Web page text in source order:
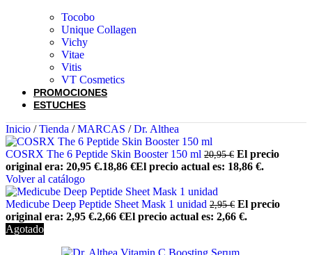
Tocobo
Unique Collagen
Vichy
Vitae
Vitis
VT Cosmetics
PROMOCIONES
ESTUCHES
Inicio / Tienda / MARCAS / Dr. Althea
COSRX The 6 Peptide Skin Booster 150 ml 20,95€ El precio
original era: 20,95 €.18,86 €El precio actual es: 18,86 €.
Volver al catálogo
Medicube Deep Peptide Sheet Mask 1 unidad 2,95€ El precio
original era: 2,95 €.2,66 €El precio actual es: 2,66 €.
Agotado